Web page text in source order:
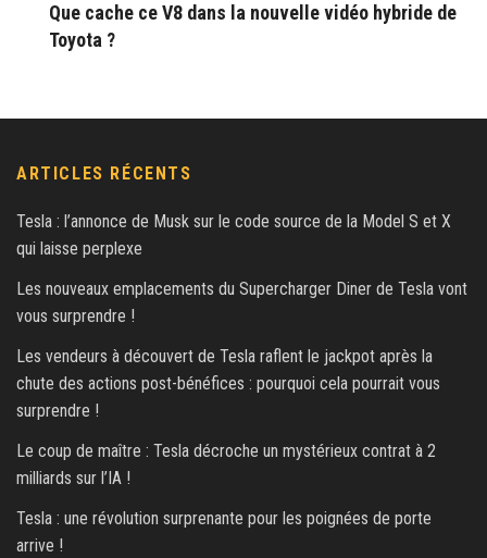
Que cache ce V8 dans la nouvelle vidéo hybride de
Toyota ?
ARTICLES RÉCENTS
Tesla : l’annonce de Musk sur le code source de la Model S et X
qui laisse perplexe
Les nouveaux emplacements du Supercharger Diner de Tesla vont
vous surprendre !
Les vendeurs à découvert de Tesla raflent le jackpot après la
chute des actions post-bénéfices : pourquoi cela pourrait vous
surprendre !
Le coup de maître : Tesla décroche un mystérieux contrat à 2
milliards sur l’IA !
Tesla : une révolution surprenante pour les poignées de porte
arrive !